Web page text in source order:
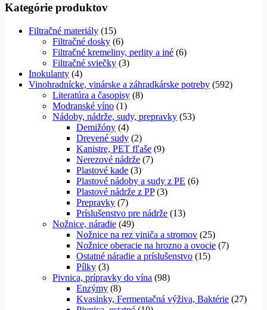
Kategórie produktov
Filtračné materiály (15)
Filtračné dosky (6)
Filtračné kremeliny, perlity a iné (6)
Filtračné sviečky (3)
Inokulanty (4)
Vinohradnícke, vinárske a záhradkárske potreby (592)
Literatúra a časopisy (8)
Modranské víno (1)
Nádoby, nádrže, sudy, prepravky (53)
Demižóny (4)
Drevené sudy (2)
Kanistre, PET fľaše (9)
Nerezové nádrže (7)
Plastové kade (3)
Plastové nádoby a sudy z PE (6)
Plastové nádrže z PP (3)
Prepravky (7)
Príslušenstvo pre nádrže (13)
Nožnice, náradie (49)
Nožnice na rez viniča a stromov (25)
Nožnice oberacie na hrozno a ovocie (7)
Ostatné náradie a príslušenstvo (15)
Pílky (3)
Pivnica, prípravky do vína (98)
Enzýmy (8)
Kvasinky, Fermentačná výživa, Baktérie (27)